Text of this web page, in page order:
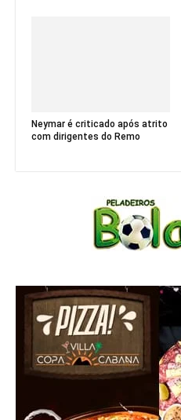
Neymar é criticado após atrito
com dirigentes do Remo